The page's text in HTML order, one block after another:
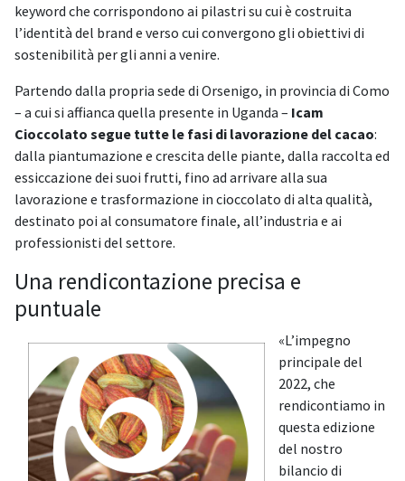
keyword che corrispondono ai pilastri su cui è costruita
l’identità del brand e verso cui convergono gli obiettivi di
sostenibilità per gli anni a venire.
Partendo dalla propria sede di Orsenigo, in provincia di Como
– a cui si affianca quella presente in Uganda – Icam
Cioccolato segue tutte le fasi di lavorazione del cacao:
dalla piantumazione e crescita delle piante, dalla raccolta ed
essiccazione dei suoi frutti, fino ad arrivare alla sua
lavorazione e trasformazione in cioccolato di alta qualità,
destinato poi al consumatore finale, all’industria e ai
professionisti del settore.
Una rendicontazione precisa e
puntuale
«L’impegno
principale del
2022, che
rendicontiamo in
questa edizione
del nostro
bilancio di